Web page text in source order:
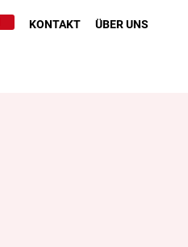
KONTAKT ÜBER UNS